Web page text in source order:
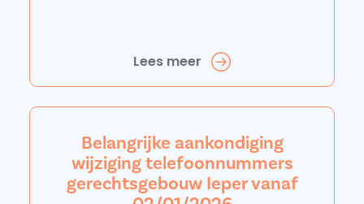
Lees meer
Belangrijke aankondiging
wijziging telefoonnummers
gerechtsgebouw Ieper vanaf